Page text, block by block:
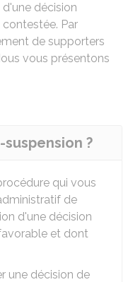
décision
Par
de supporters
vous présentons
?
qui vous
de
d'une décision
et dont
une décision de